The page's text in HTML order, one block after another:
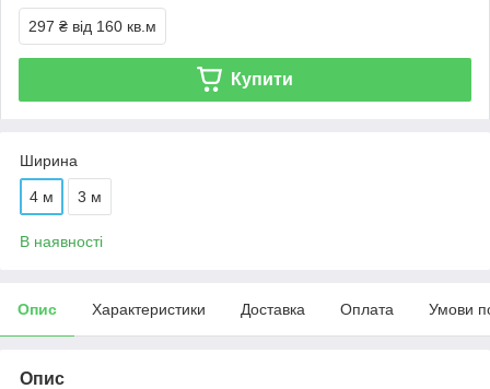
297 ₴ від 160 кв.м
Купити
Ширина
4 м 3 м
В наявності
Опис Характеристики Доставка Оплата Умови
Опис